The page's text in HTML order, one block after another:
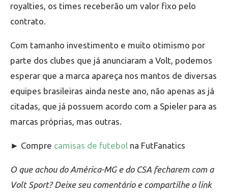
royalties, os times receberão um valor fixo pelo
contrato.
Com tamanho investimento e muito otimismo por
parte dos clubes que já anunciaram a Volt, podemos
esperar que a marca apareça nos mantos de diversas
equipes brasileiras ainda neste ano, não apenas as já
citadas, que já possuem acordo com a Spieler para as
marcas próprias, mas outras.
► Compre camisas de futebol na FutFanatics
O que achou do América-MG e do CSA fecharem com a
Volt Sport? Deixe seu comentário e compartilhe o link